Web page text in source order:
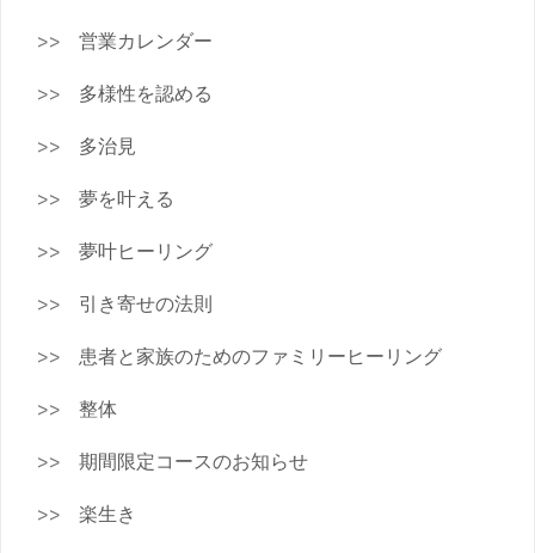
営業カレンダー
多様性を認める
多治見
夢を叶える
夢叶ヒーリング
引き寄せの法則
患者と家族のためのファミリーヒーリング
整体
期間限定コースのお知らせ
楽生き